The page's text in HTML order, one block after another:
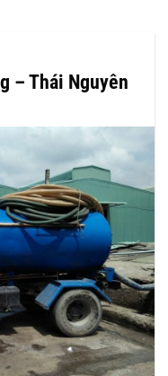
– Thái Nguyên